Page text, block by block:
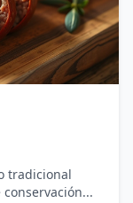
tradicional